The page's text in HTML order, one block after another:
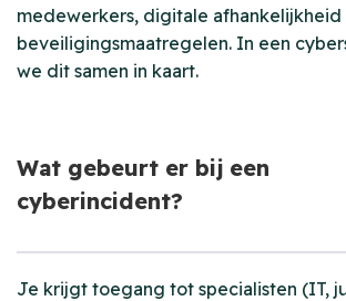
medewerkers, digitale afhankelijkheid
beveiligingsmaatregelen. In een
we dit samen in kaart.
Wat gebeurt er bij een
cyberincident?
Je krijgt toegang tot specialisten (IT,